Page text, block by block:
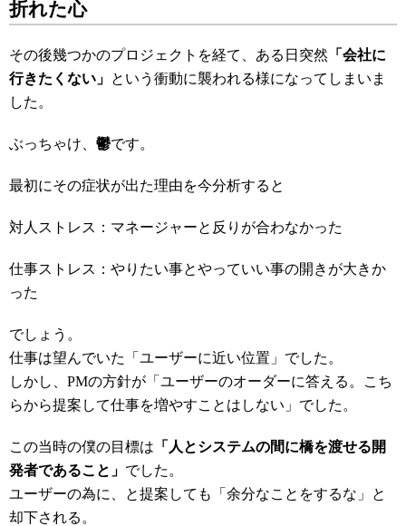
折れた心
その後幾つかのプロジェクトを経て、ある日突然 「会社に
行きたくない」 という衝動に襲われる様になってしまいま
した。
ぶっちゃけ、 鬱です。
最初にその症状が出た理由を今分析すると
対人ストレス：マネージャーと反りが合わなかった
仕事ストレス：やりたい事とやっていい事の開きが大きか
った
でしょう。
仕事は望んでいた「ユーザーに近い位置」でした。
しかし、PMの方針が「ユーザーのオーダーに答える。こち
らから提案して仕事を増やすことはしない」でした。
この当時の僕の目標は 「人とシステムの間に橋を渡せる開
発者であること」 でした。
ユーザーの為に、と提案しても「余分なことをするな」と
却下される。